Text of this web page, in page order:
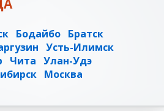
Бодайбо Братск
Усть-Илимск
Чита Улан-Удэ
Москва